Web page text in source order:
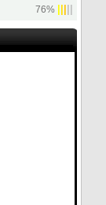
76%